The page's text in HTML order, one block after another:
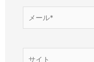
*